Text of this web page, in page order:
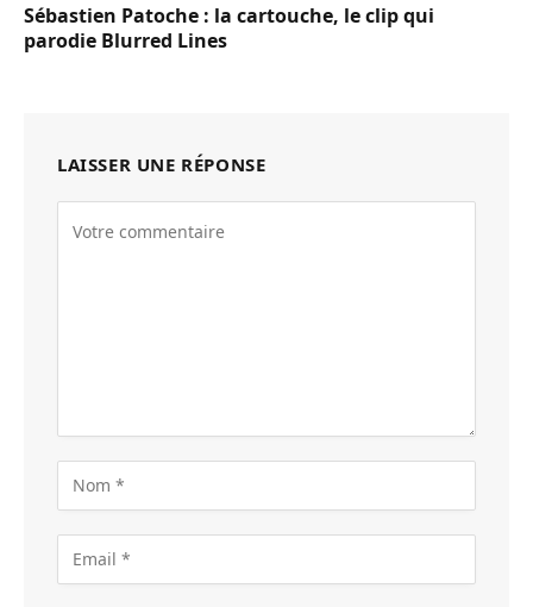
Sébastien Patoche : la cartouche, le clip qui
parodie Blurred Lines
LAISSER UNE RÉPONSE